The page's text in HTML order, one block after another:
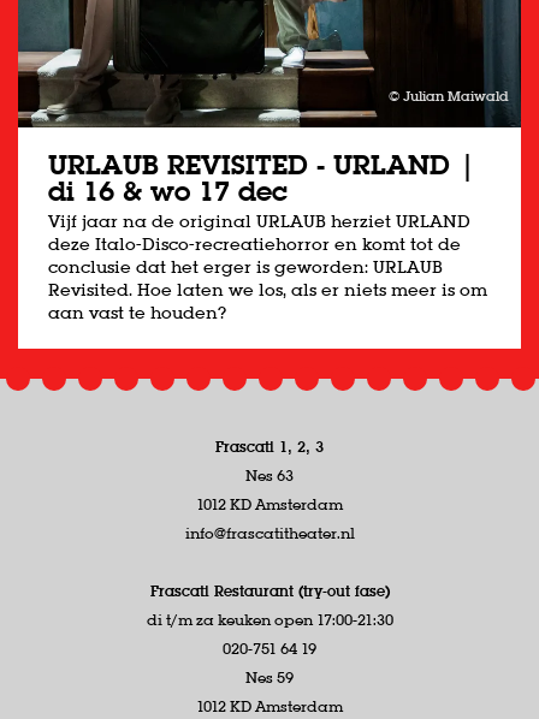
© Julian Maiwald
URLAUB REVISITED - URLAND |
di 16 & wo 17 dec
Vijf jaar na de original URLAUB herziet URLAND
deze Italo-Disco-recreatiehorror en komt tot de
conclusie dat het erger is geworden: URLAUB
Revisited. Hoe laten we los, als er niets meer is om
aan vast te houden?
Frascati 1, 2, 3
Nes 63
1012 KD Amsterdam
info@frascatitheater.nl
Frascati Restaurant (try-out fase)
di t/m za keuken open 17:00-21:30
020-751 64 19
Nes 59
1012 KD Amsterdam